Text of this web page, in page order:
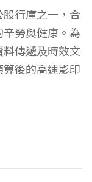
行庫之一，合
勞與健康。為
傳遞及時效文
後的高速影印